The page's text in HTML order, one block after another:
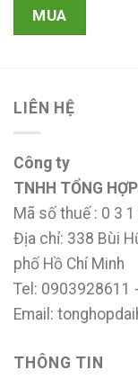
MUA
LIÊN HỆ
Công ty
TNHH TỔNG
Mã số thuế : 0 3
Địa chỉ: 338 Bùi
phố Hồ Chí Minh
Tel: 0903928611
Email:
THÔNG TIN